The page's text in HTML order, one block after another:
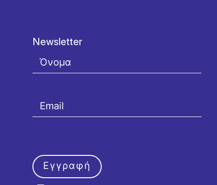
Newsletter
Εγγραφή